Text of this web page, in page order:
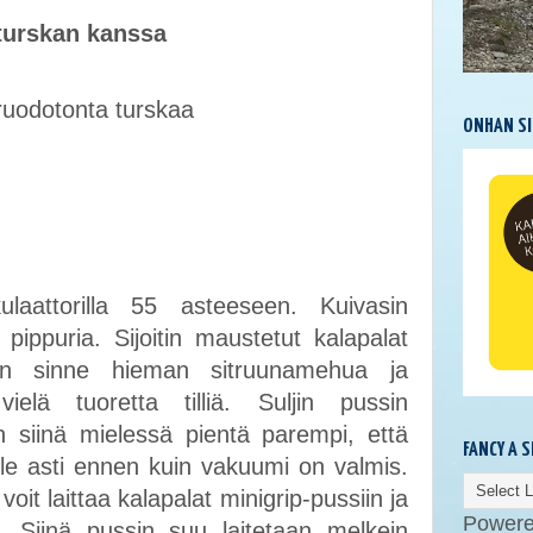
kanssa
turskaa
55 asteeseen. Kuivasin
Sijoitin maustetut kalapalat
sinne hieman sitruunamehua ja
tuoretta tilliä. Suljin pussin
siinä mielessä pientä parempi, että
asti ennen kuin vakuumi on valmis.
laittaa kalapalat minigrip-pussiin ja
ONHAN
FANCY A